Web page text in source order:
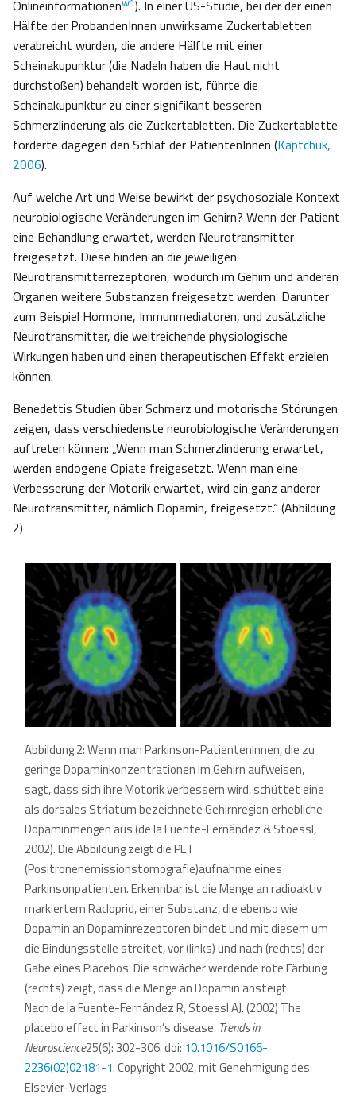
Onlineinformationen
). In einer US-Studie, bei der der einen
Hälfte der ProbandenInnen unwirksame Zuckertabletten
verabreicht wurden, die andere Hälfte mit einer
Scheinakupunktur (die Nadeln haben die Haut nicht
durchstoßen) behandelt worden ist, führte die
Scheinakupunktur zu einer signifikant besseren
Schmerzlinderung als die Zuckertabletten. Die Zuckertablette
förderte dagegen den Schlaf der PatientenInnen (Kaptchuk,
2006).
Auf welche Art und Weise bewirkt der psychosoziale Kontext
neurobiologische Veränderungen im Gehirn? Wenn der Patient
eine Behandlung erwartet, werden Neurotransmitter
freigesetzt. Diese binden an die jeweiligen
Neurotransmitterrezeptoren, wodurch im Gehirn und anderen
Organen weitere Substanzen freigesetzt werden. Darunter
zum Beispiel Hormone, Immunmediatoren, und zusätzliche
Neurotransmitter, die weitreichende physiologische
Wirkungen haben und einen therapeutischen Effekt erzielen
können.
Benedettis Studien über Schmerz und motorische Störungen
zeigen, dass verschiedenste neurobiologische Veränderungen
auftreten können: „Wenn man Schmerzlinderung erwartet,
werden endogene Opiate freigesetzt. Wenn man eine
Verbesserung der Motorik erwartet, wird ein ganz anderer
Neurotransmitter, nämlich Dopamin, freigesetzt.“ (Abbildung
2)
Abbildung 2: Wenn man Parkinson-PatientenInnen, die zu
geringe Dopaminkonzentrationen im Gehirn aufweisen,
sagt, dass sich ihre Motorik verbessern wird, schüttet eine
als dorsales Striatum bezeichnete Gehirnregion erhebliche
Dopaminmengen aus (de la Fuente-Fernández & Stoessl,
2002). Die Abbildung zeigt die PET
(Positronenemissionstomografie)aufnahme eines
Parkinsonpatienten. Erkennbar ist die Menge an radioaktiv
markiertem Racloprid, einer Substanz, die ebenso wie
Dopamin an Dopaminrezeptoren bindet und mit diesem um
die Bindungsstelle streitet, vor (links) und nach (rechts) der
Gabe eines Placebos. Die schwächer werdende rote Färbung
(rechts) zeigt, dass die Menge an Dopamin ansteigt
Nach de la Fuente-Fernández R, Stoessl AJ. (2002) The
placebo effect in Parkinson’s disease. Trends in
Neuroscience25(6): 302-306. doi: 10.1016/S0166-
2236(02)02181-1. Copyright 2002, mit Genehmigung des
Elsevier-Verlags